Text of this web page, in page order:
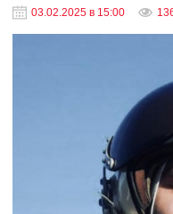
03.02.2025 в 15:00